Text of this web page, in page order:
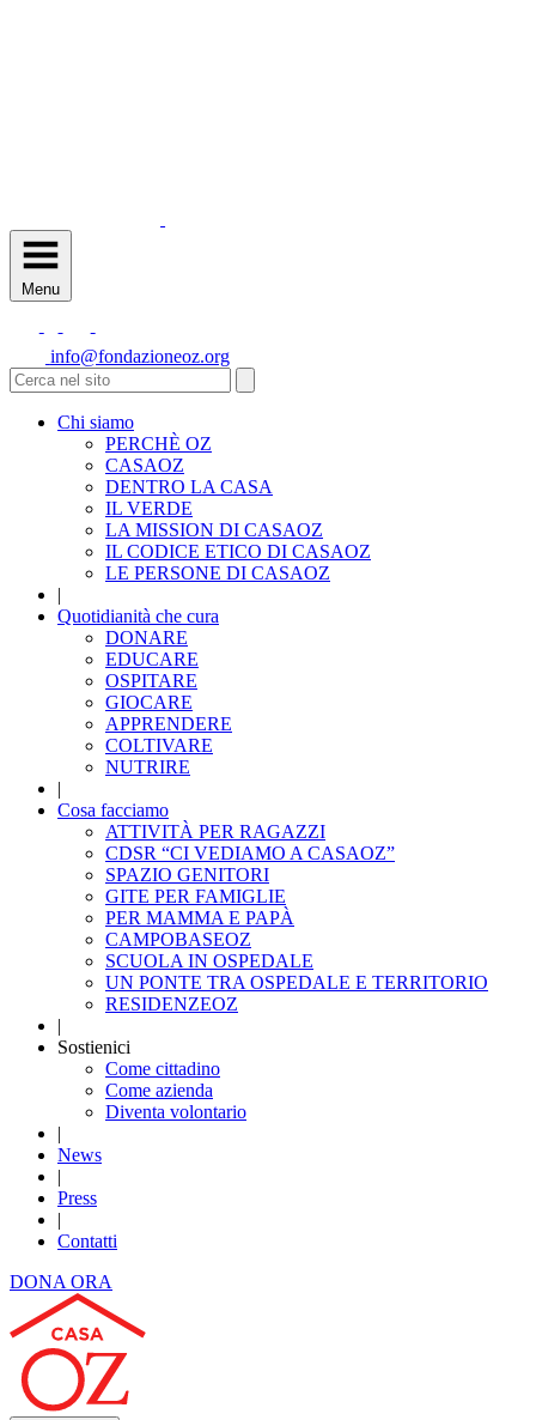
Menu
info@fondazioneoz.org
Chi siamo
PERCHÈ OZ
CASAOZ
DENTRO LA CASA
IL VERDE
LA MISSION DI CASAOZ
IL CODICE ETICO DI CASAOZ
LE PERSONE DI CASAOZ
|
Quotidianità che cura
DONARE
EDUCARE
OSPITARE
GIOCARE
APPRENDERE
COLTIVARE
NUTRIRE
|
Cosa facciamo
ATTIVITÀ PER RAGAZZI
CDSR “CI VEDIAMO A CASAOZ”
SPAZIO GENITORI
GITE PER FAMIGLIE
PER MAMMA E PAPÀ
CAMPOBASEOZ
SCUOLA IN OSPEDALE
UN PONTE TRA OSPEDALE E TERRITORIO
RESIDENZEOZ
|
Sostienici
Come cittadino
Come azienda
Diventa volontario
|
News
|
Press
|
Contatti
DONA ORA